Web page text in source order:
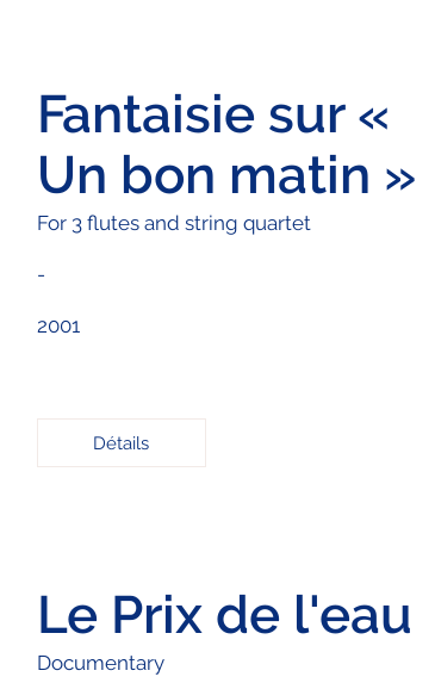
Fantaisie sur «
Un bon matin »
For 3 flutes and string quartet
-
2001
Détails
Le Prix de l'eau
Documentary